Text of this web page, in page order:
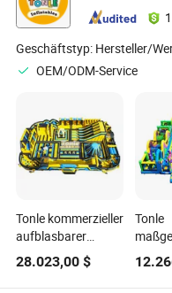
Geschäftstyp: Hersteller/
OEM/ODM-Service
Tonle kommerzieller
aufblasbarer
Freizeitpark Außen
aufblasbare
Themenpark Spiele
28.023,00 $
Tonle